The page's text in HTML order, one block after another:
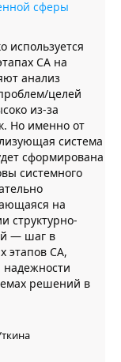
сферы
СА на
анализ
целей
из-за
Но именно от
система
сформирована
системного
на
структурно-
— шаг в
этапов СА,
надежности
решений в